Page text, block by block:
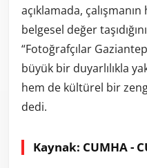
açıklamada,
belgesel değer
“Fotoğrafçılar
büyük bir duyarlılıkla
hem de kültürel bir
dedi.
Kaynak: CUMHA -